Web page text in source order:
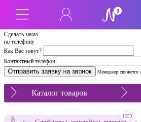
Сделать заказ
по телефону
Как Вас зовут?
Контактный телефон
Менеджер свяжется
0
Каталог товаров
1559